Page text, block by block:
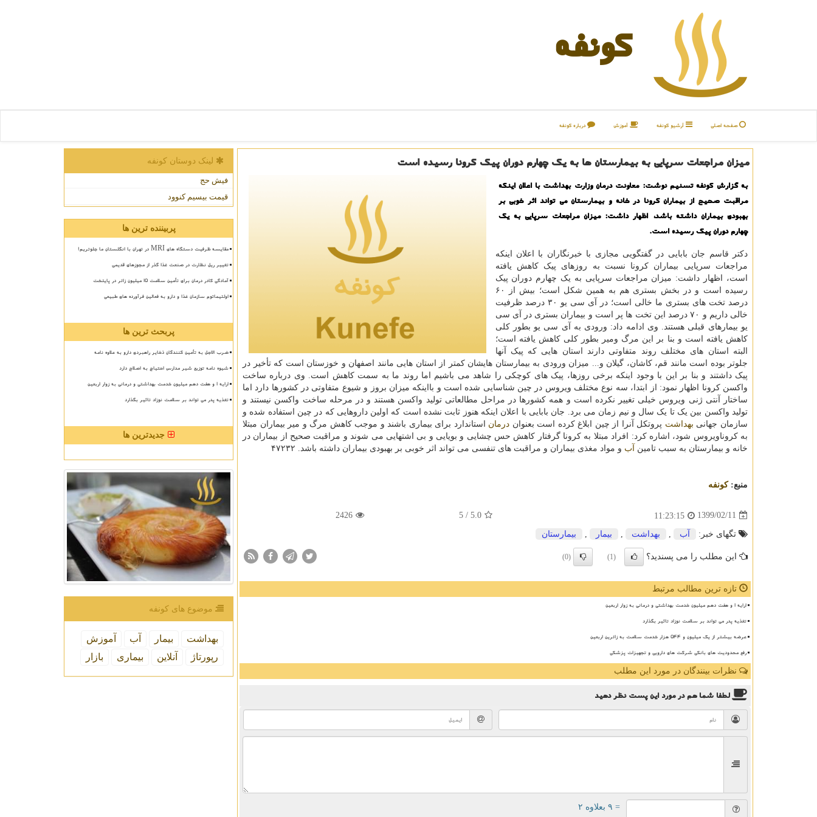
كونفه
صفحه اصلی آرشیو كونفه آموزش درباره كونفه
میزان مراجعات سرپایی به بیمارستان ها به یك چهارم دوران پیك كرونا رسیده است
به گزارش كونفه تسنیم نوشت: معاونت درمان وزارت بهداشت با اعلان اینكه
مراقبت صحیح از بیماران كرونا در خانه و بیمارستان می تواند اثر خوبی بر
بهبودی بیماران داشته باشد، اظهار داشت: میزان مراجعات سرپایی به یك
چهارم دوران پیك رسیده است.
دکتر قاسم جان بابایی در گفتگویی مجازی با خبرنگاران با اعلان اینکه
مراجعات سرپایی بیماران کرونا نسبت به روزهای پیک کاهش یافته
است، اظهار داشت: میزان مراجعات سرپایی به یک چهارم دوران پیک
رسیده است و در بخش بستری هم به همین شکل است؛ بیش از ۶۰
درصد تخت های بستری ما خالی است؛ در آی سی یو ۳۰ درصد ظرفیت
خالی داریم و ۷۰ درصد این تخت ها پر است و بیماران بستری در آی سی
یو بیمارهای قبلی هستند. وی ادامه داد: ورودی به آی سی یو بطور کلی
کاهش یافته است و بنا بر این مرگ ومیر بطور کلی کاهش یافته است؛
البته استان های مختلف روند متفاوتی دارند استان هایی که پیک آنها
جلوتر بوده است مانند قم، کاشان، گیلان و... میزان ورودی به بیمارستان هایشان کمتر از استان هایی مانند اصفهان و خوزستان است که تأخیر در
پیک داشتند و بنا بر این با وجود اینکه برخی روزها، پیک های کوچکی را شاهد می باشیم اما روند ما به سمت کاهش است. وی درباره ساخت
واکسن کرونا اظهار نمود: از ابتدا، سه نوع مختلف ویروس در چین شناسایی شده است و بااینکه میزان بروز و شیوع متفاوتی در کشورها دارد اما
ساختار آنتی ژنی ویروس خیلی تغییر نکرده است و همه کشورها در مراحل مطالعاتی تولید واکسن هستند و در مرحله ساخت واکسن نیستند و
تولید واکسن بین یک تا یک سال و نیم زمان می برد. جان بابایی با اعلان اینکه هنوز ثابت نشده است که اولین داروهایی که در چین استفاده شده و
سازمان جهانی بهداشت پروتکل آنرا از چین ابلاغ کرده است بعنوان درمان استاندارد برای بیماری باشند و موجب کاهش مرگ و میر بیماران مبتلا
به کروناویروس شود، اشاره کرد: افراد مبتلا به کرونا گرفتار کاهش حس چشایی و بویایی و بی اشتهایی می شوند و مراقبت صحیح از بیماران در
خانه و بیمارستان به سبب تامین
آب و مواد مغذی بیماران و مراقبت های تنفسی می تواند اثر خوبی بر بهبودی بیماران داشته باشد. ۴۷۲۳۲
منبع:كونفه
1399/02/11
11:23:15
5.0
/ 5
2426
تگهای خبر: آب بهداشت بیمار بیمارستان
این مطلب را می پسندید؟ (1)
(0)
تازه ترین مطالب مرتبط
ارایه ۱ و هفت دهم میلیون خدمت بهداشتی و درمانی به زوار اربعین
تغذیه پدر می تواند بر سلامت نوزاد تاثیر بگذارد
عرضه بیشتر از یک میلیون و ۵۴۴ هزار خدمت سلامت به زائرین اربعین
رفع محدودیت های بانکی شرکت های دارویی و تجهیزات پزشکی
نظرات بینندگان در مورد این مطلب
لطفا شما همدر مورد این پستنظر دهید
= ۹ بعلاوه ۲
لینک دوستان كونفه
فیش حج
قیمت بیسیم کنوود
پربیننده ترین ها
مقایسه ظرفیت دستگاه های MRI در تهران با انگلستان ما جلوتریم!
تغییر ریل نظارت در صنعت غذا گذر از مجوزهای قدیمی
آمادگی کادر درمان برای تأمین سلامت 15 میلیون زائر در پایتخت
اولتیماتوم سازمان غذا و دارو به فعالین فرآورده های طبیعی
پربحث ترین ها
ضرب الاجل به تأمین کنندگان ذخایر راهبردی دارو به علاوه نامه
شیوه نامه توزیع شیر مدارس احتیاج به اصلاح دارد
ارایه ۱ و هفت دهم میلیون خدمت بهداشتی و درمانی به زوار اربعین
تغذیه پدر می تواند بر سلامت نوزاد تاثیر بگذارد
جدیدترین ها
موضوع های كونفه
بهداشت بیمار آب
آموزش
رپورتاژ
آنلاین بیماری بازار